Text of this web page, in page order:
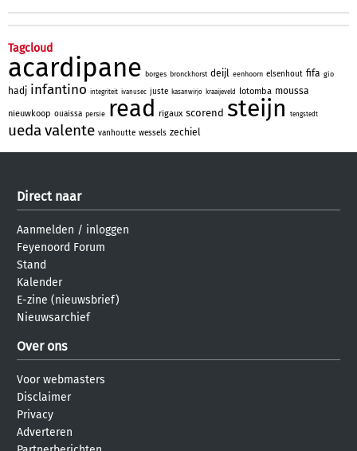
Tagcloud
acardipane borges bronckhorst deijl eenhoorn elsenhout fifa gio
hadj infantino integriteit ivanusec juste kasanwirjo kraaijeveld lotomba moussa
nieuwkoop ouaissa persie read rigaux scorend steijn tengstedt
uedavalente vanhoutte wessels zechiel
Direct naar
Aanmelden / inloggen
Feyenoord Forum
Stand
Kalender
E-zine (nieuwsbrief)
Nieuwsarchief
Over ons
Voor webmasters
Disclaimer
Privacy
Adverteren